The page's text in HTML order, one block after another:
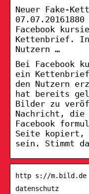
Neuer Fake-
Facebook
Kettenbrief.
Nutzern …
Bei Facebook
ein
den Nutzern
hat bereits
Bilder zu
Nachricht, die
Facebook
Seite kopiert,
sein. Stimmt
http s://m.bild.de
datenschutz